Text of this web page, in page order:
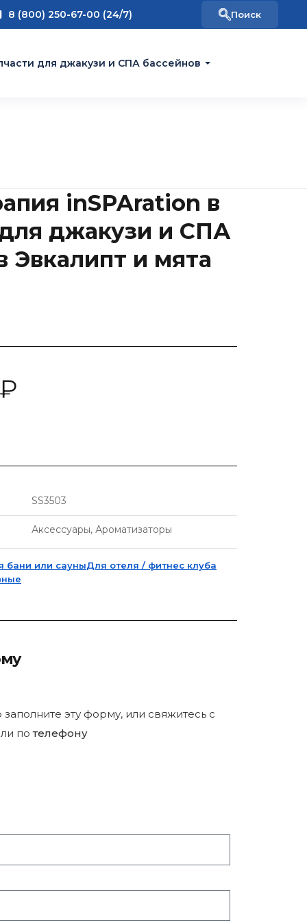
8 (800) 250-67-00 (24/7)
для джакузи и СПА бассейнов
inSPAration в
для джакузи и СПА
Эвкалипт и мята
₽
SS3503
Аксессуары, Ароматизаторы
бани или сауныДля отеля / фитнес клуба
заполните эту форму, или свяжитесь с
потелефону